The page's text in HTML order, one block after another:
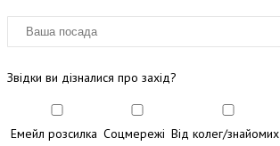
Звідки ви дізналися про захід?
Емейл розсилка Соцмережі Від колег/знайомих